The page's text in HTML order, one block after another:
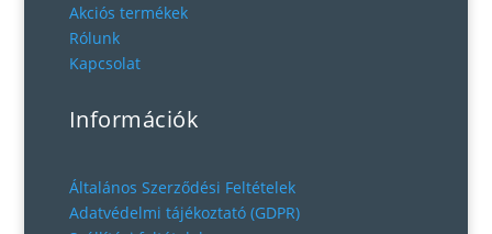
Akciós termékek
Rólunk
Kapcsolat
Információk
Általános Szerződési Feltételek
Adatvédelmi tájékoztató (GDPR)